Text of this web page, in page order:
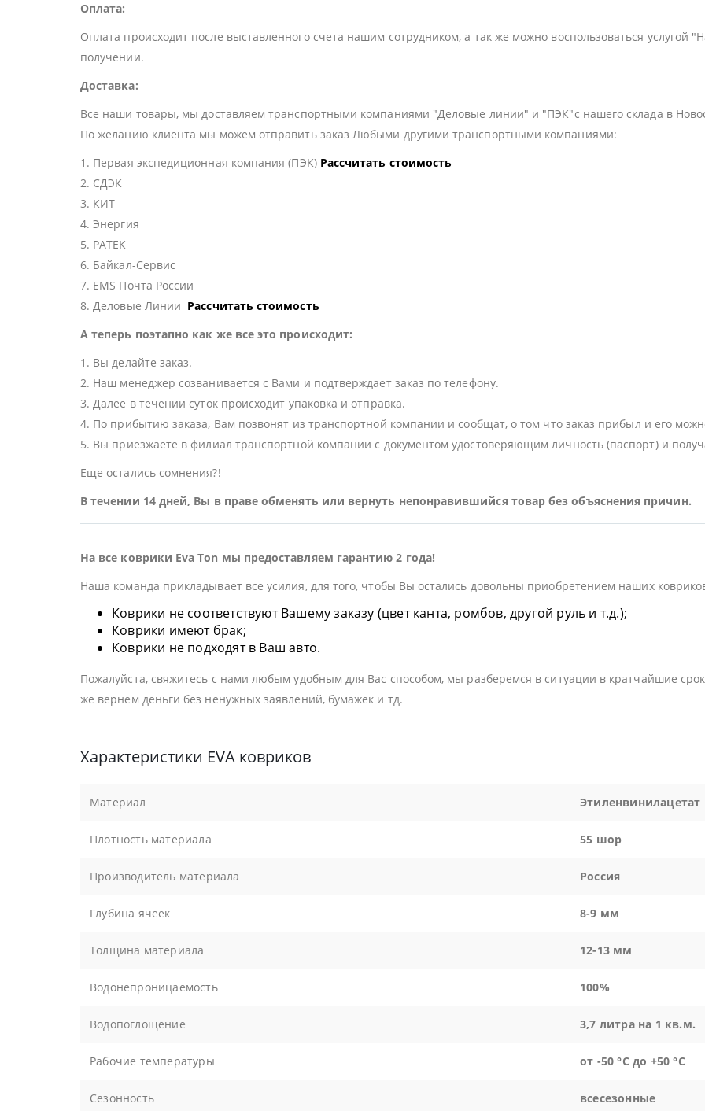
Оплата:
Оплата происходит после выставленного счета нашим сотрудником, а так же можно воспользоваться
получении.
Доставка:
Все наши товары, мы доставляем транспортными компаниями "Деловые линии" и "ПЭК"с нашего склада в
По желанию клиента мы можем отправить заказ Любыми другими транспортными компаниями:
1. Первая экспедиционная компания (ПЭК) Рассчитать стоимость
2. СДЭК
3. КИТ
4. Энергия
5. РАТЕК
6. Байкал-Сервис
7. EMS Почта России
8. Деловые Линии Рассчитать стоимость
А теперь поэтапно как же все это происходит:
1. Вы делайте заказ.
2. Наш менеджер созванивается с Вами и подтверждает заказ по телефону.
3. Далее в течении суток происходит упаковка и отправка.
4. По прибытию заказа, Вам позвонят из транспортной компании и сообщат, о том что заказ прибыл и его
5. Вы приезжаете в филиал транспортной компании с документом удостоверяющим личность (паспорт) и
Еще остались сомнения?!
В течении 14 дней, Вы в праве обменять или вернуть непонравившийся товар без объяснения причин.
На все коврики Eva Ton мы предоставляем гарантию 2 года!
Наша команда прикладывает все усилия, для того, чтобы Вы остались довольны приобретением наших
Коврики не соответствуют Вашему заказу (цвет канта, ромбов, другой руль и т.д.);
Коврики имеют брак;
Коврики не подходят в Ваш авто.
Пожалуйста, свяжитесь с нами любым удобным для Вас способом, мы разберемся в ситуации в кратчайшие
же вернем деньги без ненужных заявлений, бумажек и тд.
Характеристики EVA ковриков
Материал Этиленвинилацетат
Плотность материала 55 шор
Производитель материала Россия
Глубина ячеек 8-9 мм
Толщина материала 12-13 мм
Водонепроницаемость 100%
Водопоглощение 3,7 литра на 1 кв.м.
Рабочие температуры от -50 °С до +50 °С
Сезонность всесезонные